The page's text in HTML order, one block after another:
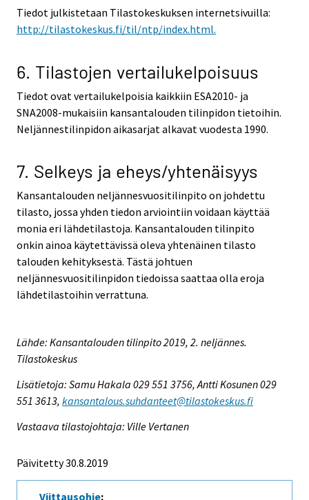
Tiedot julkistetaan Tilastokeskuksen internetsivuilla:
http://tilastokeskus.fi/til/ntp/index.html.
6. Tilastojen vertailukelpoisuus
Tiedot ovat vertailukelpoisia kaikkiin ESA2010- ja
SNA2008-mukaisiin kansantalouden tilinpidon tietoihin.
Neljännestilinpidon aikasarjat alkavat vuodesta 1990.
7. Selkeys ja eheys/yhtenäisyys
Kansantalouden neljännesvuositilinpito on johdettu
tilasto, jossa yhden tiedon arviointiin voidaan käyttää
monia eri lähdetilastoja. Kansantalouden tilinpito
onkin ainoa käytettävissä oleva yhtenäinen tilasto
talouden kehityksestä. Tästä johtuen
neljännesvuositilinpidon tiedoissa saattaa olla eroja
lähdetilastoihin verrattuna.
Lähde: Kansantalouden tilinpito 2019, 2. neljännes.
Tilastokeskus
Lisätietoja: Samu Hakala 029 551 3756, Antti Kosunen 029
551 3613, kansantalous.suhdanteet@tilastokeskus.fi
Vastaava tilastojohtaja: Ville Vertanen
Päivitetty 30.8.2019
Viittausohje: